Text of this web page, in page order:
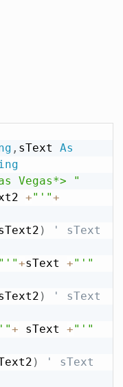
, sText As
Vegas*> "
+"'"+
)
' sText
"'"+sText +"'"
)
' sText
+ sText +"'"
)
' sText